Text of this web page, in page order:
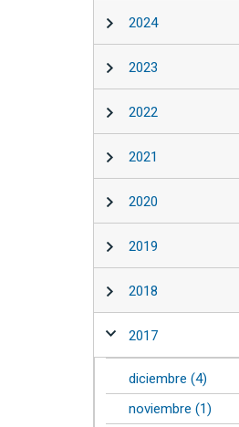
2024
2023
2022
2021
2020
2019
2018
2017
diciembre (4)
noviembre (1)